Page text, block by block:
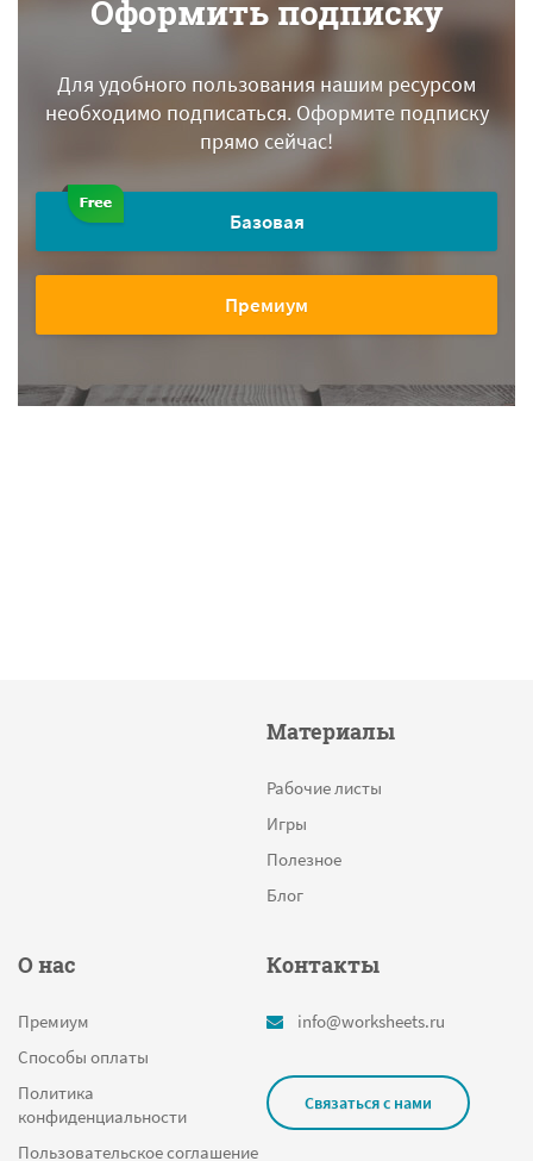
Оформить подписку
Для удобного пользования нашим ресурсом
необходимо подписаться.Оформите подписку
прямо сейчас!
Базовая
Премиум
Материалы
Рабочие листы
Игры
Полезное
Блог
О нас
Премиум
Способы оплаты
Политика
конфиденциальности
Пользовательское соглашение
Контакты
info@worksheets.ru
Связаться с нами